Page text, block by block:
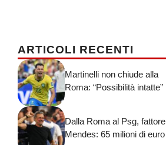
ARTICOLI RECENTI
Martinelli non chiude alla
Roma: “Possibilità intatte”
Dalla Roma al Psg, fattore
Mendes: 65 milioni di euro